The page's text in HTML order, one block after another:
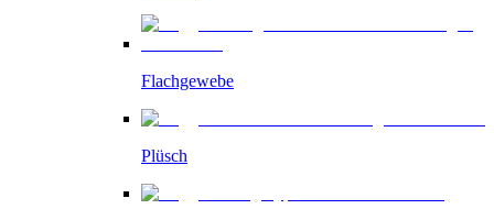
Flachgewebe
Plüsch